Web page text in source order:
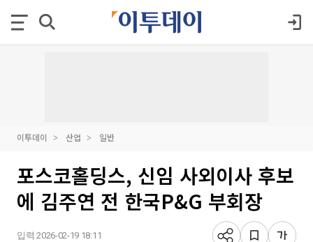
이투데이 산업 일반
포스코홀딩스, 신임 사외이사 후보
에 김주연 전 한국P&G 부회장
입력 2026-02-19 18:11